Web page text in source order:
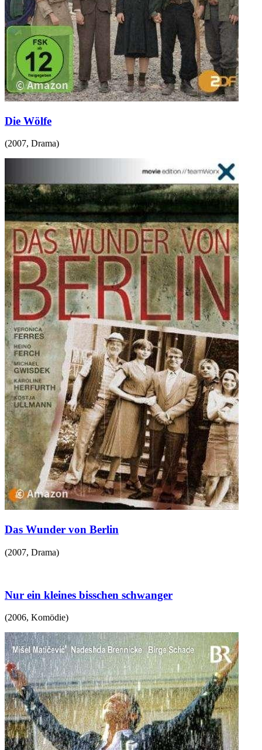
Die Wölfe
(2007, Drama)
Das Wunder von Berlin
(2007, Drama)
Nur ein kleines bisschen schwanger
(2006, Komödie)